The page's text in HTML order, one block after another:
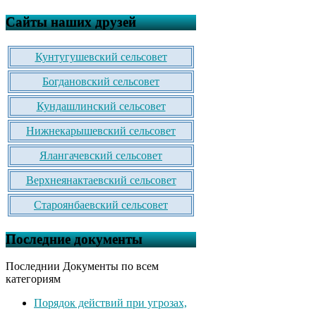
Сайты наших друзей
Кунтугушевский сельсовет
Богдановский сельсовет
Кундашлинский сельсовет
Нижнекарышевский сельсовет
Ялангачевский сельсовет
Верхнеянактаевский сельсовет
Староянбаевский сельсовет
Последние документы
Последнии Документы по всем
категориям
Порядок действий при угрозах,